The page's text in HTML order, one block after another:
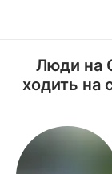
Люди на
ходить на